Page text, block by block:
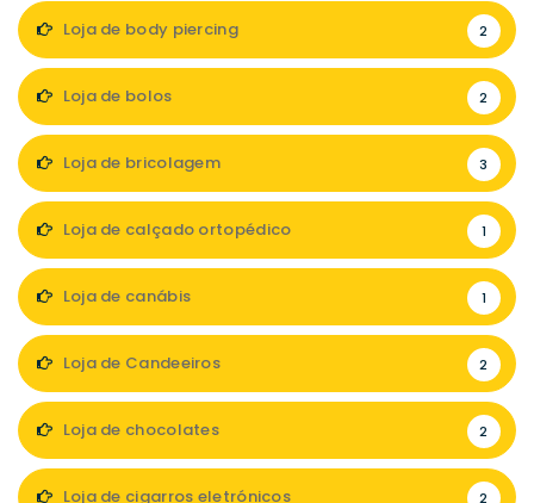
Loja de body piercing 2
Loja de bolos 2
Loja de bricolagem 3
Loja de calçado ortopédico 1
Loja de canábis 1
Loja de Candeeiros 2
Loja de chocolates 2
Loja de cigarros eletrónicos 2